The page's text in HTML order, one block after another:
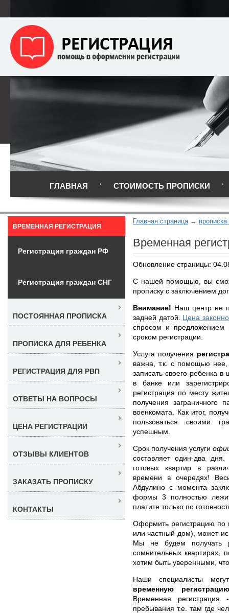
ГЛАВНАЯ СТОИМОСТЬ ПРОПИСКИ
Главная страница
Временная
Обновление страницы:
С нашей помощью, вы
прописку с заключением
Внимание! Наш центр не
задней датой. Цена
спросом и предложением
сроком регистрации.
Услуга получения
важна, т.к. с помощью
записать своего ребенка
в банке или
регистрация по месту
получения заграничного
военкомата. Как итог,
пользоваться своими
успешным.
Срок получения услуги
составляет один-два
готовых квартир в
времени в очередях!
Абдулино с момента
формы 3 полностью
платите только по
Оформить регистрацию по
или частный дом), может
Мы не будем получать
сомнительных квартирах,
хотим быть уверенными, что
Наши специалисты
временную
Временная регистрация -
пребывания т.е. там где
ВРЕМЕННАЯ РЕГИСТРАЦИЯ
Регистрация граждан РФ
Регистрация граждан СНГ
ПОСТОЯННАЯ ПРОПИСКА
ПРОПИСКА ДЛЯ РЕБЕНКА
РЕГИСТРАЦИЯ ДЛЯ РВП
ОТВЕТЫ НА ВОПРОСЫ
ЦЕНА РЕГИСТРАЦИИ
ОТЗЫВЫ КЛИЕНТОВ
ЗАКАЗАТЬ ПРОПИСКУ
КОНТАКТЫ